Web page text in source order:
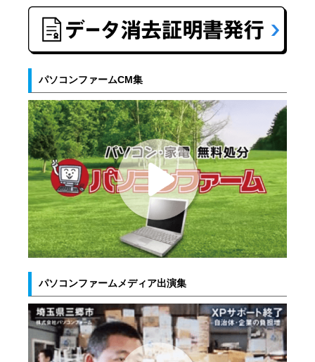
パソコンファームCM集
パソコンファームメディア出演集